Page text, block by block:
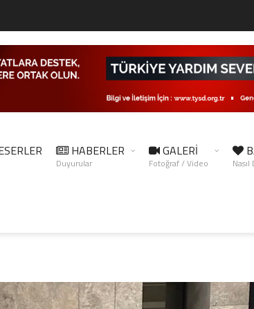
HABERLER
Duyurular
GALERİ
Fotoğraf / Video